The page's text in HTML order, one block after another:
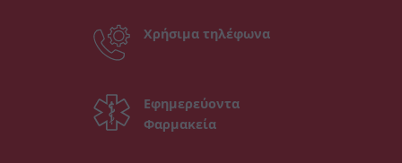
Χρήσιμα τηλέφωνα
Εφημερεύοντα
Φαρμακεία